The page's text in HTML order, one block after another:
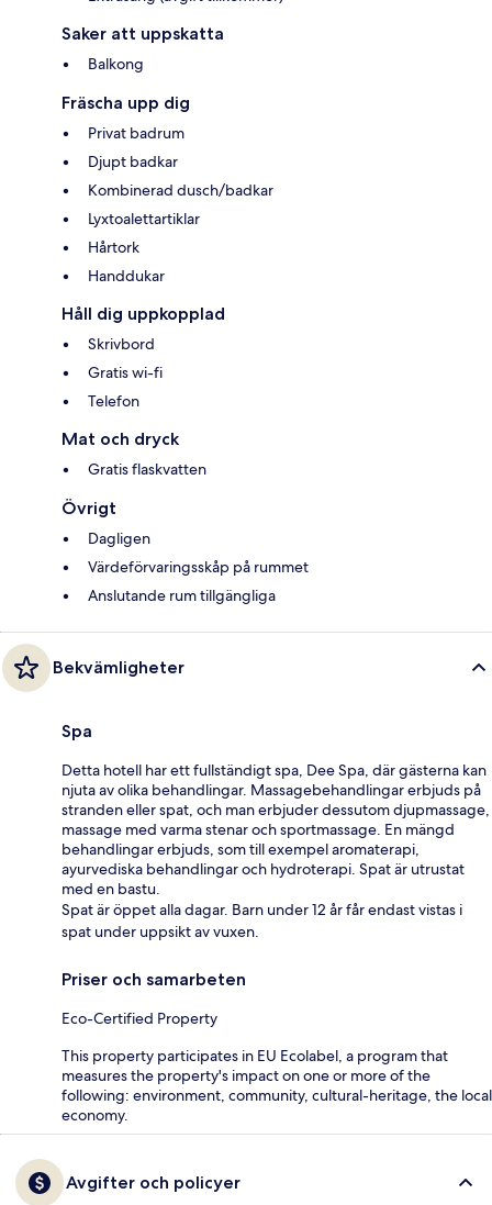
Saker att uppskatta
Balkong
Fräscha upp dig
Privat badrum
Djupt badkar
Kombinerad dusch/badkar
Lyxtoalettartiklar
Hårtork
Handdukar
Håll dig uppkopplad
Skrivbord
Gratis wi-fi
Telefon
Mat och dryck
Gratis flaskvatten
Övrigt
Dagligen
Värdeförvaringsskåp på rummet
Anslutande rum tillgängliga
Bekvämligheter
Spa
Detta hotell har ett fullständigt spa, Dee Spa, där gästerna kan
njuta av olika behandlingar. Massagebehandlingar erbjuds på
stranden eller spat, och man erbjuder dessutom djupmassage,
massage med varma stenar och sportmassage. En mängd
behandlingar erbjuds, som till exempel aromaterapi,
ayurvediska behandlingar och hydroterapi. Spat är utrustat
med en bastu.
Spat är öppet alla dagar. Barn under 12 år får endast vistas i
spat under uppsikt av vuxen.
Priser och samarbeten
Eco-Certified Property
This property participates in EU Ecolabel, a program that
measures the property's impact on one or more of the
following: environment, community, cultural-heritage, the local
economy.
Avgifter och policyer